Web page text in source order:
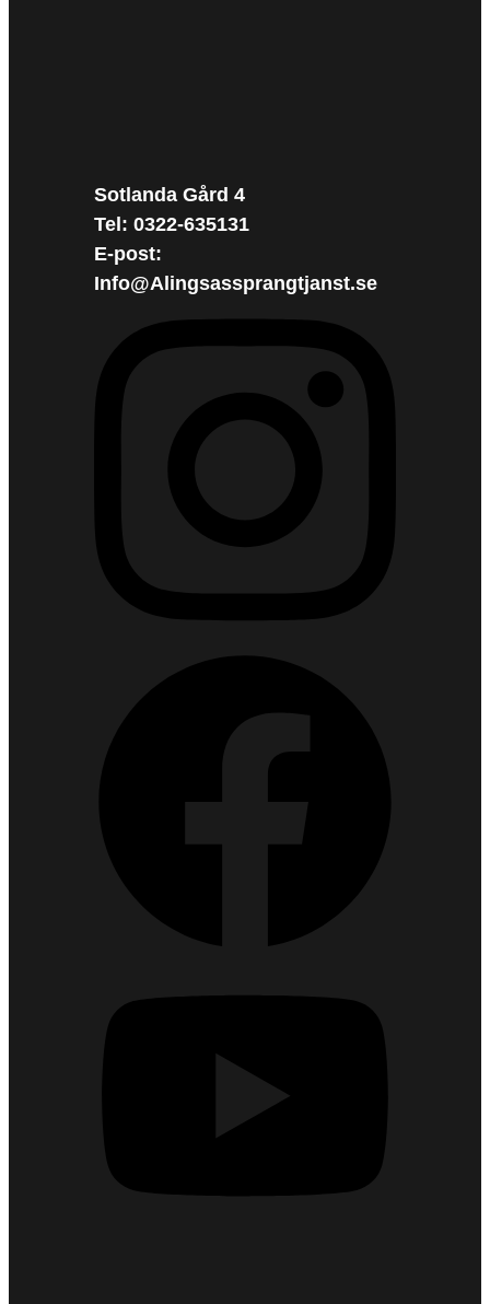
Sotlanda Gård 4
Tel: 0322-635131
E-post:
Info@Alingsassprangtjanst.se